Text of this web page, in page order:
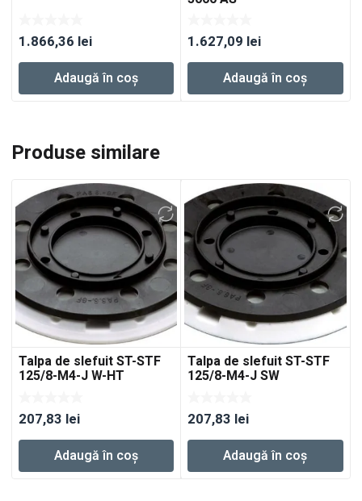
1.866,36 lei
Adaugă în coș
1.627,09 lei
Adaugă în coș
Produse similare
Talpa de slefuit ST-STF
125/8-M4-J W-HT
207,83 lei
Adaugă în coș
Talpa de slefuit ST-STF
125/8-M4-J SW
207,83 lei
Adaugă în coș